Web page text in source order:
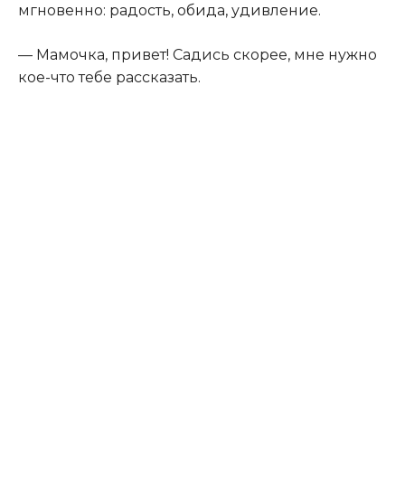
мгновенно: радость, обида, удивление.
— Мамочка, привет! Садись скорее, мне нужно
кое-что тебе рассказать.